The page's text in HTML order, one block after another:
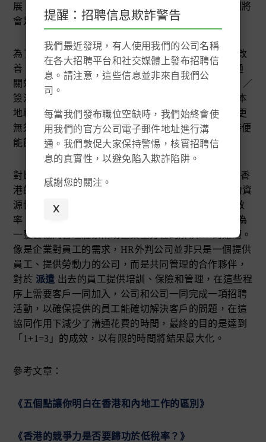
展，而對於當地勞動法規的差異，選擇將HR工作外判將
會是趨勢。
為了加快在大灣區的效率，政府和各企業都想盡辦法改
善，像是前文提到的騰訊推出的「E證通」有助加快通
關效率；香港政黨及智庫組織亦指出可設立彈性
／
簽注安排予內地以至海外科企，只要承諾創造一定的本
地職位，就可獲批一定的簽證予企業調動職業來港，更
無須逐個審批。這樣的話HR在為員工申請工作簽證時便
能節省許多手續，增加人員流動性。
對比香港，大灣區擁有約6,600萬人口，其市場潛力是香
港的9倍，面對龐大的市場需求，公司以系統化的人力資
源協同管理模式（Co-Management）為企業客戶提高效
率，「招聘需求—員工入職—日常管理—晉升辭退」為
一整套協同管理體系幫助企業全方位的解決HR的難題。
像是企業對員工的需求，HR外判公司並非只是一個提供
員工、提供勞動力的公司，而是共同管理的合作夥伴，
對於 派遣 出去的員工提供培訓、保險和管理，在這些程
序上需要客戶一同加入，公司和公司一同完成一項招聘
活動，以確保提供的員工能確切解決客戶的問題，在這
協同作用下減少了溝通花費的時間，最終的目的是達到
「1+1=3」的成效，以有限的時間將結果最大化。
參考文章：
《五個點讓你明白在香港和內地工作的區別》
《香港的競爭力是否要歸功於低稅率？》
提醒：招聘信息欺詐警告
我們最近發現，有人使用我們的公司名稱
在各大招聘平台和社交媒體上發布招聘信
息。請注意，這些信息並非來自我們公
司。
每當我們發布職位空缺時，我們始終會使
用我們的官方公司電子郵件地址進行溝
通。我們敦促大家保持警惕，核實招聘信
息的真實性，以避免陷入欺詐陷阱。
感謝您的關注。
X